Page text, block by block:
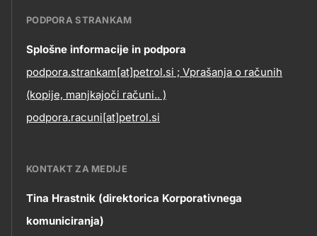
Contact
information
PODPORA STRANKAM
Splošne informacije in podpora
podpora.strankam[at]petrol.si ; Vprašanja o računih
(kopije, manjkajoči računi.. )
podpora.racuni[at]petrol.si
KONTAKT ZA MEDIJE
Tina Hrastnik (direktorica Korporativnega
komuniciranja)